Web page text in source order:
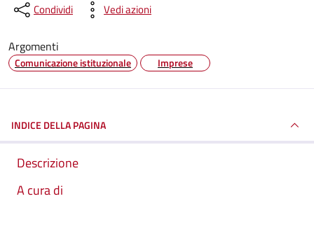
Condividi Vedi azioni
Argomenti
Comunicazione istituzionale Imprese
INDICE DELLA PAGINA
Descrizione
A cura di